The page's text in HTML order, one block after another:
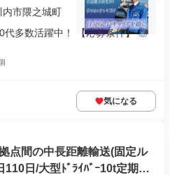
市隈之城町
多数活躍中！ 【応募条件】 ◎
気になる
点間の中長距離輸送(固定ル
日/大型ﾄﾞﾗｲﾊﾞｰ10t定期夜